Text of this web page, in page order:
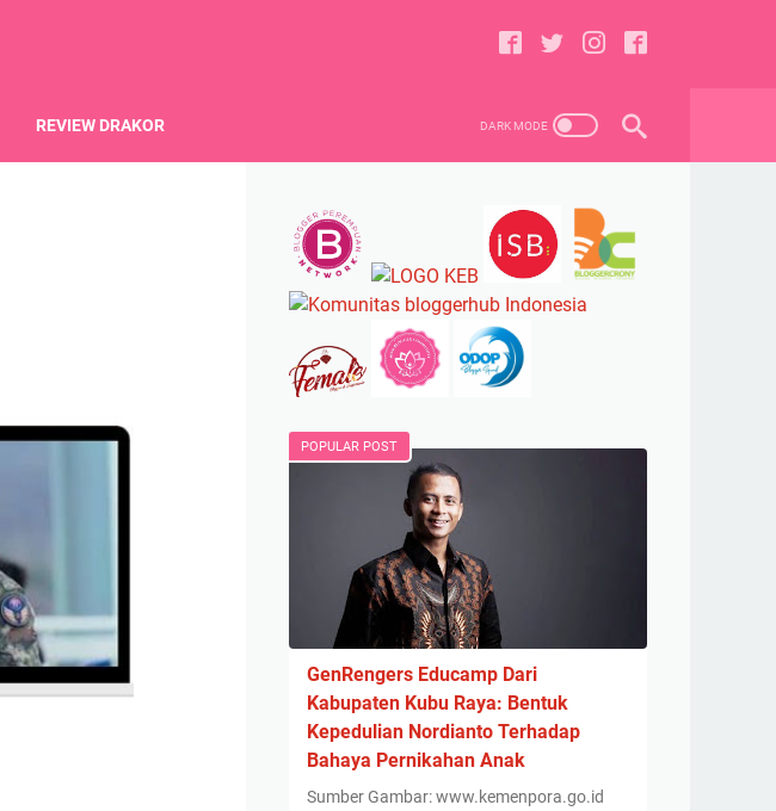
REVIEW DRAKOR
POPULAR POST
GenRengers Educamp Dari
Kabupaten Kubu Raya: Bentuk
Kepedulian Nordianto Terhadap
Bahaya Pernikahan Anak
Sumber Gambar: www.kemenpora.go.id